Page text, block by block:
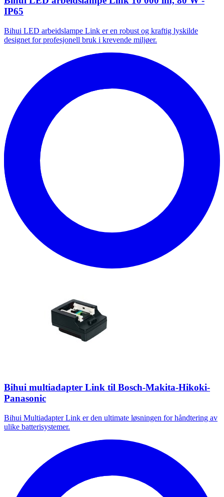
IP65
Bihui LED arbeidslampe Link er en robust og kraftig lyskilde
designet for profesjonell bruk i krevende miljøer.
Bihui multiadapter Link til Bosch-Makita-Hikoki-
Panasonic
Bihui Multiadapter Link er den ultimate løsningen for håndtering av
ulike batterisystemer.